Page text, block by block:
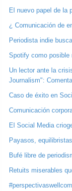
El nuevo papel de la
¿ Comunicación de
Periodista indie
Spotify como posible
Un lector ante la
Journalism":
Caso de éxito en
Comunicación
El Social Media
Payasos,
Bufé libre de
Retuits miserables